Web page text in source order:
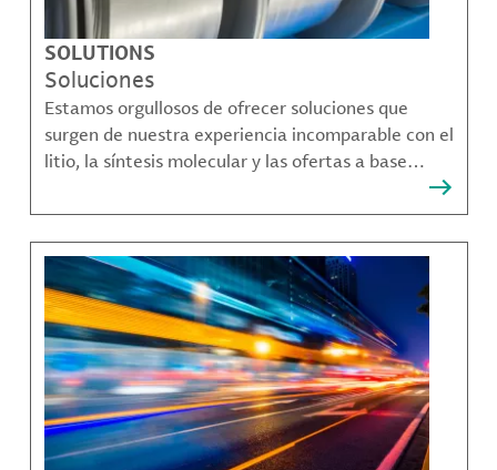
SOLUTIONS
Soluciones
Estamos orgullosos de ofrecer soluciones que
surgen de nuestra experiencia incomparable con el
litio, la síntesis molecular y las ofertas a base
bromo que resuelven muchos de los desafíos más
complejos de nuestros clientes.